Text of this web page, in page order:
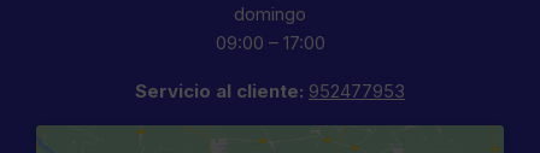
domingo
09:00 – 17:00
Servicio al cliente: 952477953